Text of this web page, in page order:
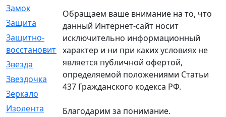
Замок
Защита
[79]
Защитно-
восстановительный
[4]
Звезда
[1]
Звездочка
[5]
Зеркало
[369]
Изолента
[1]
Обращаем ваше внимание на то, что
данный Интернет-сайт носит
исключительно информационный
характер и ни при каких условиях не
является публичной офертой,
определяемой положениями Статьи
437 Гражданского кодекса РФ.
Благодарим за понимание.